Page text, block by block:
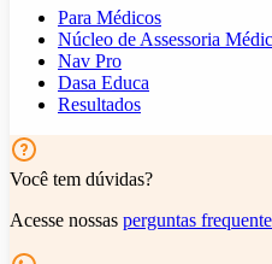
Para Médicos
Núcleo de Assessoria
Nav Pro
Dasa Educa
Resultados
Você tem dúvidas?
Acesse nossas perguntas